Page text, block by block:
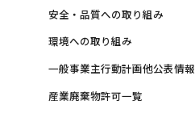
安全・品質への取り組み
環境への取り組み
一般事業主行動計画他公表情報
産業廃棄物許可一覧